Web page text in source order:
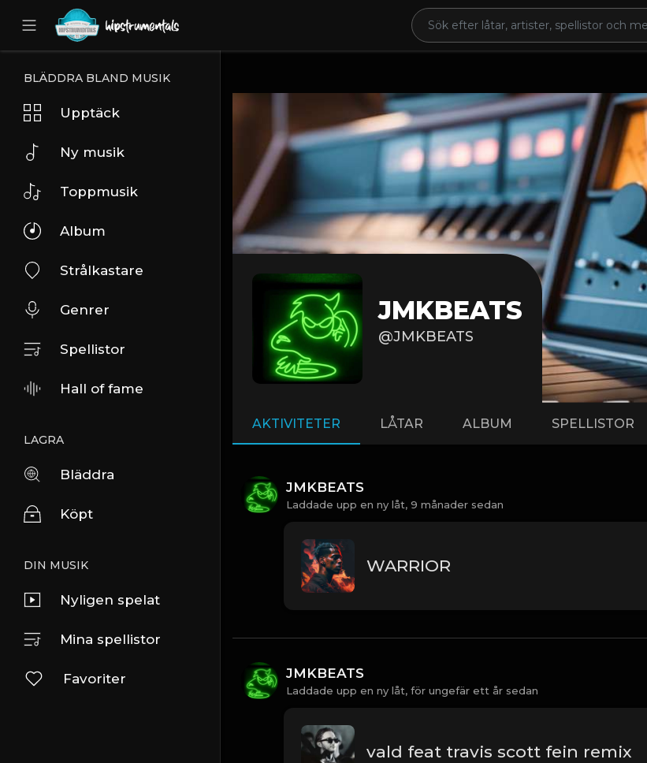
UA-36237165-1
BLÄDDRA BLAND MUSIK
Upptäck
Ny musik
Toppmusik
Album
Strålkastare
Genrer
Spellistor
Hall of fame
LAGRA
Bläddra
Köpt
DIN MUSIK
Nyligen spelat
Mina spellistor
Favoriter
JMKBEATS
@JMKBEATS
AKTIVITETER LÅTAR ALBUM SPELLISTOR
JMKBEATS
Laddade upp en ny låt, 9 månader sedan
WARRIOR
JMKBEATS
Laddade upp en ny låt, för ungefär ett år sedan
vald feat travis scott fein remix